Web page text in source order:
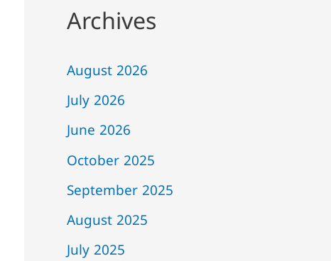
Archives
August 2026
July 2026
June 2026
October 2025
September 2025
August 2025
July 2025